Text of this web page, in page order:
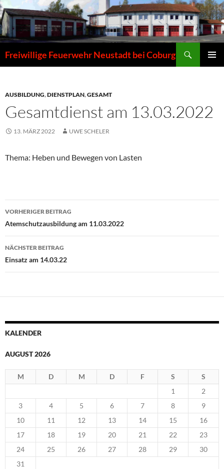
Zum
Inhalt
springen
Freiwillige Feuerwehr Neustadt bei Coburg
AUSBILDUNG,DIENSTPLAN,GESAMT
Gesamtdienst am 13.03.2022
13. MÄRZ 2022 UWE SCHELER
Thema: Heben und Bewegen von Lasten
Beitragsnavigation
VORHERIGER BEITRAG
Atemschutzausbildung am 11.03.2022
NÄCHSTER BEITRAG
Einsatz am 14.03.22
KALENDER
AUGUST 2026
M D M D F S S
1
2
3
4 5 6 7 8
9
10
11 12 13 14 15
16
17
18 19 20 21 22
23
24
25 26 27 28 29
30
31